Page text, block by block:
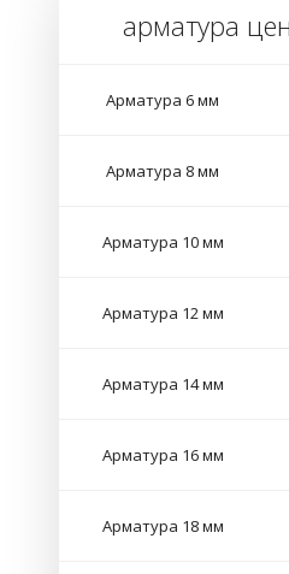
арматура
Арматура 6 мм
Арматура 8 мм
Арматура 10 мм
Арматура 12 мм
Арматура 14 мм
Арматура 16 мм
Арматура 18 мм